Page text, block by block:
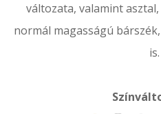
változata, valamint
normál magasságú
is.